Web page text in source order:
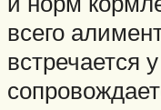
всего
встречается